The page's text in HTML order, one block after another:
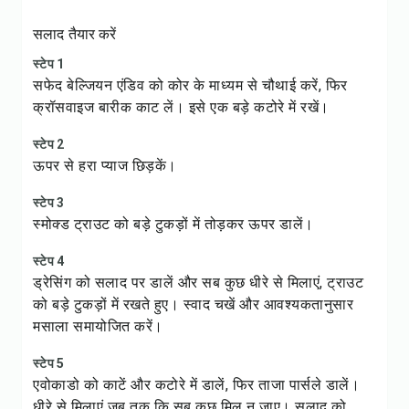
सलाद तैयार करें
स्टेप 1
सफेद बेल्जियन एंडिव को कोर के माध्यम से चौथाई करें, फिर
क्रॉसवाइज बारीक काट लें। इसे एक बड़े कटोरे में रखें।
स्टेप 2
ऊपर से हरा प्याज छिड़कें।
स्टेप 3
स्मोक्ड ट्राउट को बड़े टुकड़ों में तोड़कर ऊपर डालें।
स्टेप 4
ड्रेसिंग को सलाद पर डालें और सब कुछ धीरे से मिलाएं, ट्राउट
को बड़े टुकड़ों में रखते हुए। स्वाद चखें और आवश्यकतानुसार
मसाला समायोजित करें।
स्टेप 5
एवोकाडो को काटें और कटोरे में डालें, फिर ताजा पार्सले डालें।